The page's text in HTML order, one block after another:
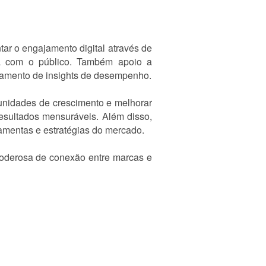
o engajamento digital através de
com o público. Também apoio a
de insights de desempenho.
de crescimento e melhorar
mensuráveis. Além disso,
e estratégias do mercado.
de conexão entre marcas e